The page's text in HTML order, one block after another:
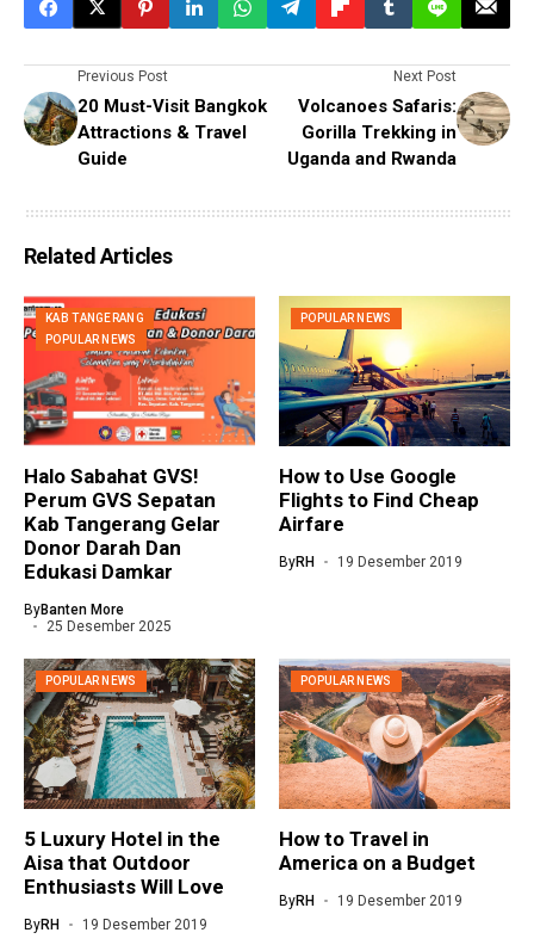
Previous Post
20 Must-Visit Bangkok
Attractions & Travel
Guide
Next Post
Volcanoes Safaris:
Gorilla Trekking in
Uganda and Rwanda
Related Articles
KAB TANGERANG
POPULAR NEWS
Halo Sabahat GVS!
Perum GVS Sepatan
Kab Tangerang Gelar
Donor Darah Dan
Edukasi Damkar
ByBanten More
25 Desember 2025
POPULAR NEWS
How to Use Google
Flights to Find Cheap
Airfare
ByRH 19 Desember 2019
POPULAR NEWS
5 Luxury Hotel in the
Aisa that Outdoor
Enthusiasts Will Love
ByRH 19 Desember 2019
POPULAR NEWS
How to Travel in
America on a Budget
ByRH 19 Desember 2019